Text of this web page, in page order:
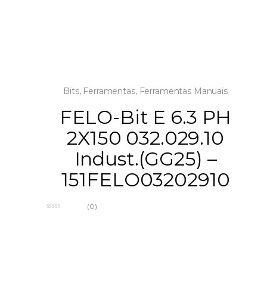
Bits, Ferramentas, Ferramentas Manuais
FELO-Bit E 6.3 PH
2X150 032.029.10
Indust.(GG25) –
151FELO03202910
(0)